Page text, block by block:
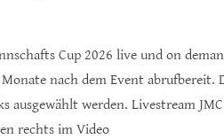
Cup 2026 live und on
nach dem Event abrufbereit.
ausgewählt werden. Livestream
rechts im Video